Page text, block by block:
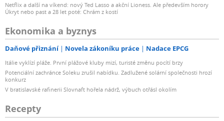
Netflix a další na víkend: nový Ted Lasso a akční Lioness. Ale především horory
Úkryt nebo past a 28 let poté: Chrám z kostí
Ekonomika a byznys
Daňové přiznání Novela zákoníku práce Nadace EPCG
Itálie vyklízí pláže. První plážové kluby mizí, turisté změnu pocítí brzy
Potenciální zachránce Soleku zrušil nabídku. Zadlužené solární společnosti hrozí
konkurz
V bratislavské rafinerii Slovnaft hořela nádrž, výbuch otřásl okolím
Recepty